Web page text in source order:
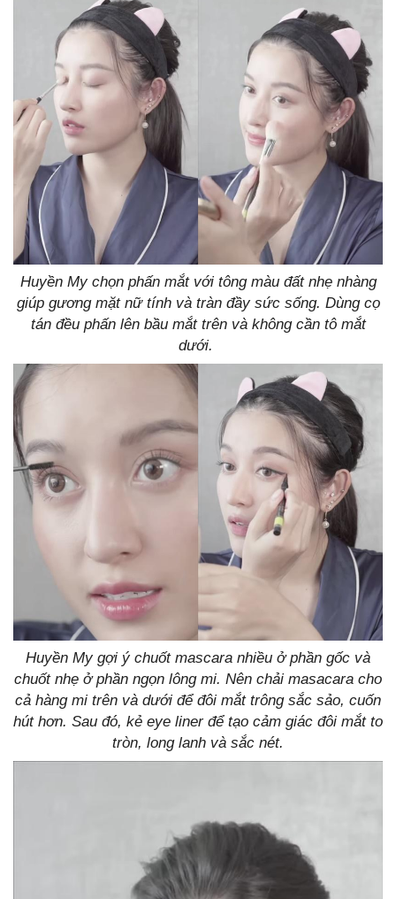
Huyền My chọn phấn mắt với tông màu đất nhẹ nhàng
giúp gương mặt nữ tính và tràn đầy sức sống. Dùng cọ
tán đều phấn lên bầu mắt trên và không cần tô mắt
dưới.
Huyền My gợi ý chuốt mascara nhiều ở phần gốc và
chuốt nhẹ ở phần ngọn lông mi. Nên chải masacara cho
cả hàng mi trên và dưới để đôi mắt trông sắc sảo, cuốn
hút hơn. Sau đó, kẻ eye liner để tạo cảm giác đôi mắt to
tròn, long lanh và sắc nét.